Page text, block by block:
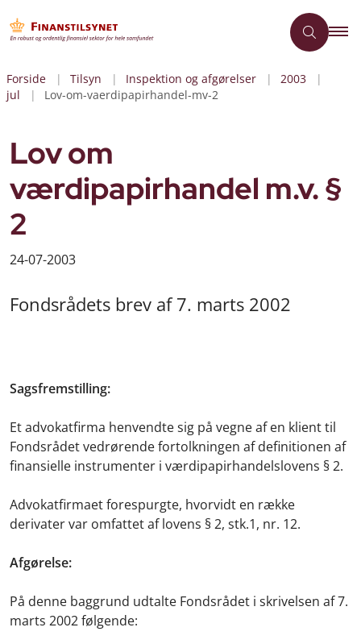
Forside Tilsyn Inspektion og afgørelser
2003
jul
Lov-om-vaerdipapirhandel-mv-2
Lov om
værdipapirhandel m.v. §
2
24-07-2003
Fondsrådets brev af 7. marts 2002
Sagsfremstilling:
Et advokatfirma henvendte sig på vegne af en klient til
Fondsrådet vedrørende fortolkningen af definitionen af
finansielle instrumenter i værdipapirhandelslovens § 2.
Advokatfirmaet forespurgte, hvorvidt en række
derivater var omfattet af lovens § 2, stk.1, nr. 12.
Afgørelse:
På denne baggrund udtalte Fondsrådet i skrivelsen af 7.
marts 2002 følgende: